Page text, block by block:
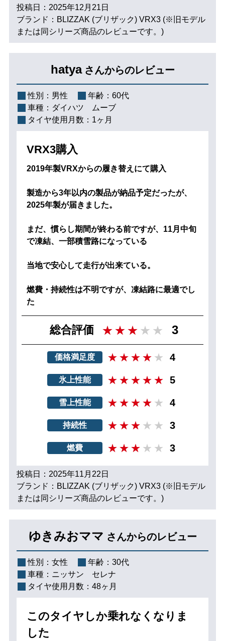
投稿日：2025年12月21日
ブランド：BLIZZAK (ブリザック) VRX3 (※旧モデル
または同シリーズ商品のレビューです。)
hatya さんからのレビュー
性別： 男性 年齢： 60代
車種： ダイハツ ムーブ
タイヤ使用月数： 1ヶ月
VRX3購入
2019年製VRXからの履き替えにて購入
製造から3年以内の製品が納品予定だったが、
2025年製が届きました。
まだ、慣らし期間が終わる前ですが、11月中旬
で凍結、一部積雪路になっている
当地で安心して走行が出来ている。
燃費・持続性は不明ですが、凍結路に最適でし
た
総合評価 3
価格満足度 4
氷上性能 5
雪上性能 4
持続性 3
燃費 3
投稿日：2025年11月22日
ブランド：BLIZZAK (ブリザック) VRX3 (※旧モデル
または同シリーズ商品のレビューです。)
ゆきみおママ さんからのレビュー
性別： 女性 年齢： 30代
車種： ニッサン セレナ
タイヤ使用月数： 48ヶ月
このタイヤしか乗れなくなりま
した